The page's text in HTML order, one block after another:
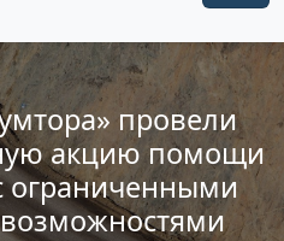
провели
акцию помощи
ограниченными